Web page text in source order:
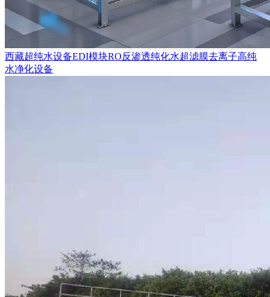
西藏超纯水设备EDI模块RO反渗透纯化水超滤膜去离子高纯
水净化设备